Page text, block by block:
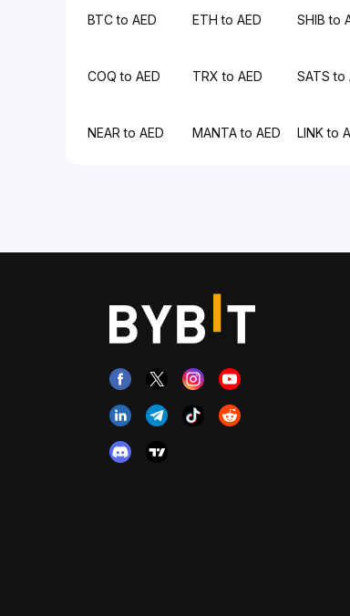
BTC to AED ETH to AED SHIB to
COQ to AED TRX to AED SATS to
NEAR to AED MANTA to AED LINK to